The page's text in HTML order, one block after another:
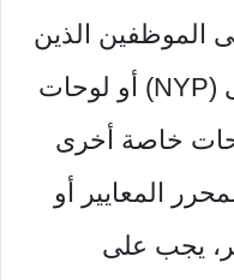
الموظفين الذين
تقدموا بطلب للحصول على (NYP) أو لوحات
خاصة أخرى
المعايير أو
يجب على